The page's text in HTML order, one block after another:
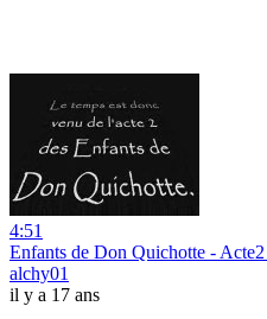
4:51
Enfants de Don Quichotte -
alchy01
il y a 17 ans